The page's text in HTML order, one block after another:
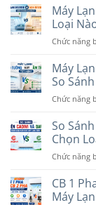
Máy
Loại
Chức năng
Máy
So
Chức năng
So
Chọn
Chức năng
CB 1
Máy